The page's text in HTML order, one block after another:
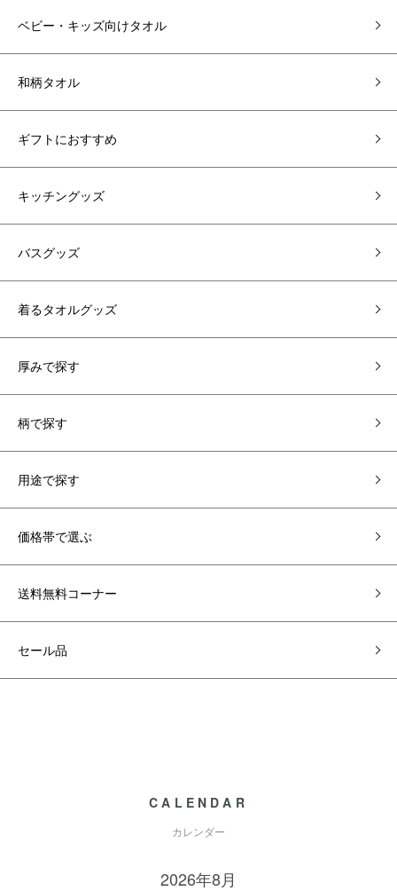
ベビー・キッズ向けタオル
和柄タオル
ギフトにおすすめ
キッチングッズ
バスグッズ
着るタオルグッズ
厚みで探す
柄で探す
用途で探す
価格帯で選ぶ
送料無料コーナー
セール品
CALENDAR
カレンダー
2026年8月